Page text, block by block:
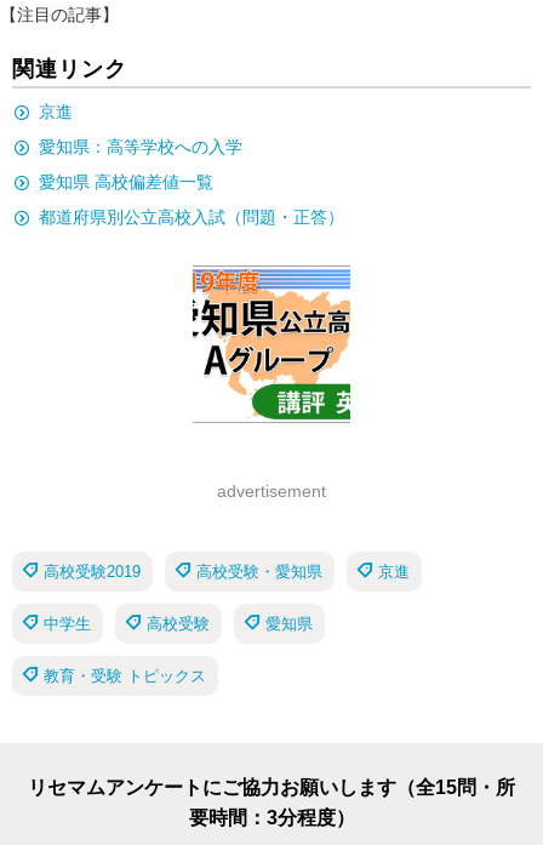
【注目の記事】
関連リンク
京進
愛知県：高等学校への入学
愛知県 高校偏差値一覧
都道府県別公立高校入試（問題・正答）
advertisement
高校受験2019 高校受験・愛知県 京進
中学生 高校受験 愛知県
教育・受験 トピックス
リセマムアンケートにご協力お願いします（全15問・所
要時間：3分程度）